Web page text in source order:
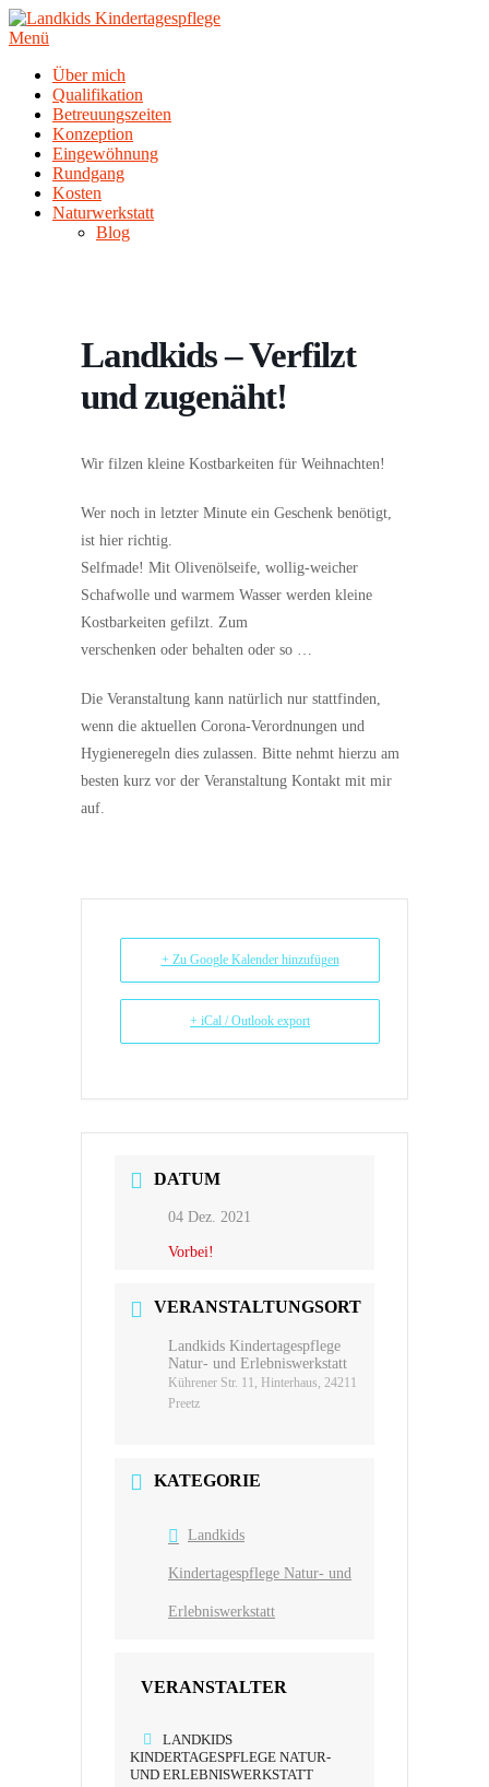
Zum
Inhalt
Menü
Über mich
Qualifikation
Betreuungszeiten
Konzeption
Eingewöhnung
Rundgang
Kosten
Naturwerkstatt
Blog
Landkids – Verfilzt
und zugenäht!
Wir filzen kleine Kostbarkeiten für Weihnachten!
Wer noch in letzter Minute ein Geschenk benötigt,
ist hier richtig.
Selfmade! Mit Olivenölseife, wollig-weicher
Schafwolle und warmem Wasser werden kleine
Kostbarkeiten gefilzt. Zum
verschenken oder behalten oder so …
Die Veranstaltung kann natürlich nur stattfinden,
wenn die aktuellen Corona-Verordnungen und
Hygieneregeln dies zulassen. Bitte nehmt hierzu am
besten kurz vor der Veranstaltung Kontakt mit mir
auf.
+ Zu Google Kalender hinzufügen
+ iCal / Outlook export
DATUM
04 Dez. 2021
Vorbei!
VERANSTALTUNGSORT
Landkids Kindertagespflege
Natur- und Erlebniswerkstatt
Kührener Str. 11, Hinterhaus, 24211
Preetz
KATEGORIE
Landkids
Kindertagespflege Natur- und
Erlebniswerkstatt
VERANSTALTER
LANDKIDS
KINDERTAGESPFLEGE NATUR-
UND ERLEBNISWERKSTATT